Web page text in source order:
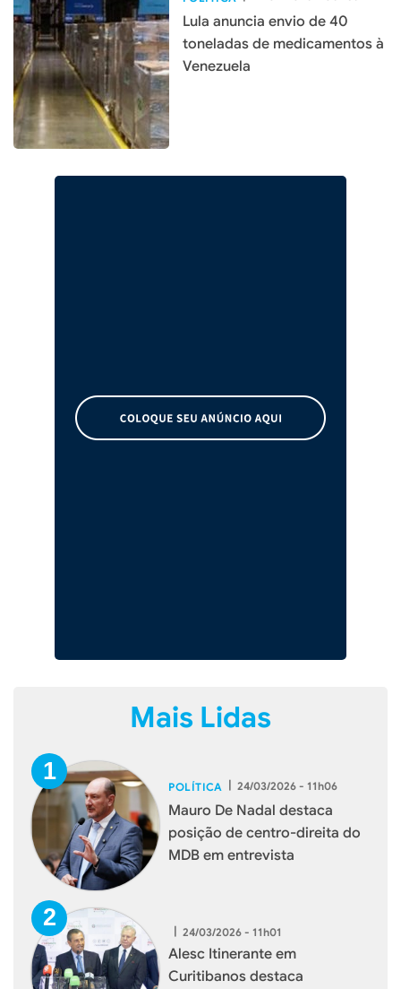
Lula anuncia envio de 40
toneladas de medicamentos à
Venezuela
Mais Lidas
POLÍTICA | 24/03/2026 - 11h06
Mauro De Nadal destaca
posição de centro-direita do
MDB em entrevista
| 24/03/2026 - 11h01
Alesc Itinerante em
Curitibanos destaca